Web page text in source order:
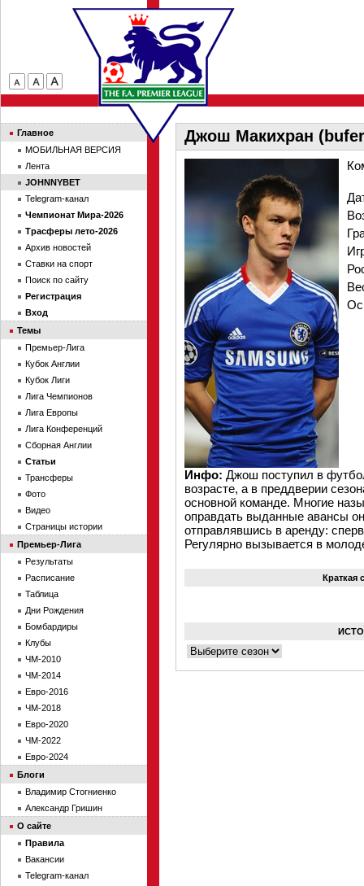
Джош Макихран
Инфо: Джош поступил в
возрасте, а в преддверии
основной команде. Многие
оправдать выданные авансы
отправлявшись в аренду:
Регулярно вызывается в
Краткая
Главное
МОБИЛЬНАЯ ВЕРСИЯ
Лента
JOHNNYBET
Telegram-канал
Чемпионат Мира-2026
Трасферы лето-2026
Архив новостей
Ставки на спорт
Поиск по сайту
Регистрация
Вход
Темы
Премьер-Лига
Кубок Англии
Кубок Лиги
Лига Чемпионов
Лига Европы
Лига Конференций
Сборная Англии
Статьи
Трансферы
Фото
Видео
Страницы истории
Премьер-Лига
Результаты
Расписание
Таблица
Дни Рождения
Бомбардиры
Клубы
ЧМ-2010
ЧМ-2014
Евро-2016
ЧМ-2018
Евро-2020
ЧМ-2022
Евро-2024
Блоги
Владимир Стогниенко
Александр Гришин
О сайте
Правила
Вакансии
Telegram-канал